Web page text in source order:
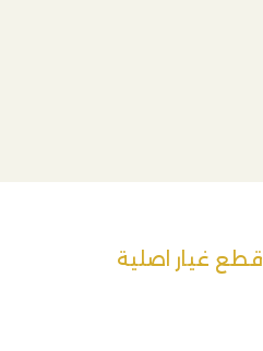
قطع غيار اصلية